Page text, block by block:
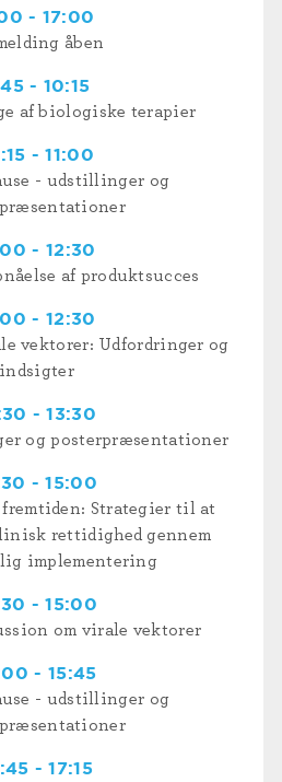
- 17:00
åben
- 10:15
af biologiske terapier
- 11:00
- udstillinger og
- 12:30
af produktsucces
- 12:30
vektorer: Udfordringer og
indsigter
- 13:30
og posterpræsentationer
- 15:00
Strategier til at
rettidighed gennem
implementering
- 15:00
om virale vektorer
- 15:45
- udstillinger og
- 17:15